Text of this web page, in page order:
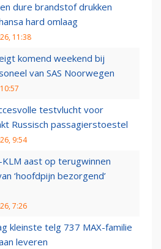
dure brandstof drukken
hard omlaag
11:38
komend weekend bij
van SAS Noorwegen
testvlucht voor
Russisch passagierstoestel
9:54
KLM aast op terugwinnen
‘hoofdpijn bezorgend’
7:26
kleinste telg 737 MAX-familie
leveren